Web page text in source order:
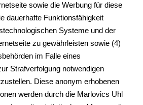
sowie die Werbung für diese
dauerhafte Funktionsfähigkeit
Systeme und der
zu gewährleisten sowie (4)
im Falle eines
Strafverfolgung notwendigen
Diese anonym erhobenen
werden durch die Marlovics Uhl